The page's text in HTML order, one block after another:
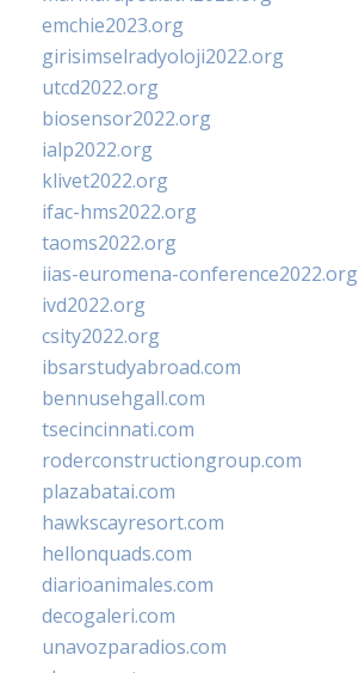
emchie2023.org
girisimselradyoloji2022.org
utcd2022.org
biosensor2022.org
ialp2022.org
klivet2022.org
ifac-hms2022.org
taoms2022.org
iias-euromena-conference2022.org
ivd2022.org
csity2022.org
ibsarstudyabroad.com
bennusehgall.com
tsecincinnati.com
roderconstructiongroup.com
plazabatai.com
hawkscayresort.com
hellonquads.com
diarioanimales.com
decogaleri.com
unavozparadios.com